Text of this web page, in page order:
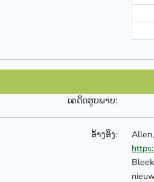
ເຄດິດຮູບພາບ:
ອ້າງອິງ: